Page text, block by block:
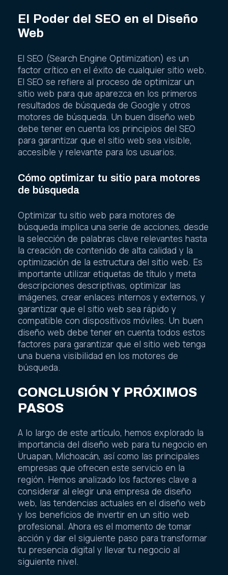
El Poder del SEO en el Diseño
Web
El SEO (Search Engine Optimization) es un
factor crítico en el éxito de cualquier sitio web.
El SEO se refiere al proceso de optimizar un
sitio web para que aparezca en los primeros
resultados de búsqueda de Google y otros
motores de búsqueda. Un buen diseño web
debe tener en cuenta los principios del SEO
para garantizar que el sitio web sea visible,
accesible y relevante para los usuarios.
Cómo optimizar tu sitio para motores
de búsqueda
Optimizar tu sitio web para motores de
búsqueda implica una serie de acciones, desde
la selección de palabras clave relevantes hasta
la creación de contenido de alta calidad y la
optimización de la estructura del sitio web. Es
importante utilizar etiquetas de título y meta
descripciones descriptivas, optimizar las
imágenes, crear enlaces internos y externos, y
garantizar que el sitio web sea rápido y
compatible con dispositivos móviles. Un buen
diseño web debe tener en cuenta todos estos
factores para garantizar que el sitio web tenga
una buena visibilidad en los motores de
búsqueda.
CONCLUSIÓN Y PRÓXIMOS
PASOS
A lo largo de este artículo, hemos explorado la
importancia del diseño web para tu negocio en
Uruapan, Michoacán, así como las principales
empresas que ofrecen este servicio en la
región. Hemos analizado los factores clave a
considerar al elegir una empresa de diseño
web, las tendencias actuales en el diseño web
y los beneficios de invertir en un sitio web
profesional. Ahora es el momento de tomar
acción y dar el siguiente paso para transformar
tu presencia digital y llevar tu negocio al
siguiente nivel.